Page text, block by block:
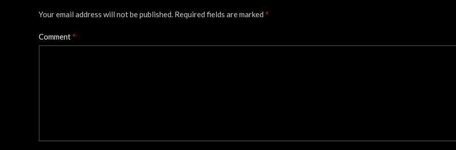
Your email address will not be published. Required fields are marked *
Comment*